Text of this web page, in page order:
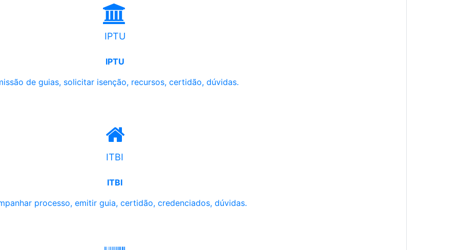
IPTU
IPTU
de guias, solicitar isenção, recursos, certidão, dúvidas.
ITBI
ITBI
processo, emitir guia, certidão, credenciados, dúvidas.